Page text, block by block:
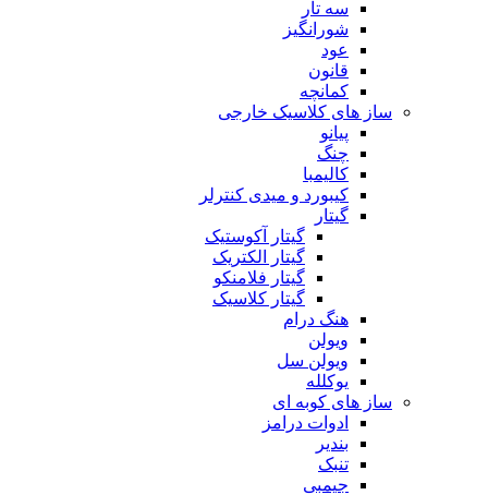
سه تار
شورانگیز
عود
قانون
کمانچه
ساز های کلاسیک خارجی
پیانو
چنگ
کالیمبا
کیبورد و میدی کنترلر
گیتار
گیتار آکوستیک
گیتار الکتریک
گیتار فلامنکو
گیتار کلاسیک
هنگ درام
ویولن
ویولن سل
یوکلله
ساز های کوبه ای
ادوات درامز
بندیر
تنبک
جیمبی